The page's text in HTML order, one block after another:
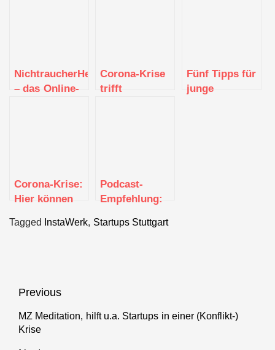
NichtraucherHelden
– das Online-
Corona-Krise
trifft
Fünf Tipps für
junge
Corona-Krise:
Hier können
Hilfe
Podcast-
Empfehlung:
Startupszene
Tagged InstaWerk, Startups Stuttgart
Beitragsnavigation
Previous
Previous
post:
MZ Meditation, hilft u.a. Startups in einer (Konflikt-)
Krise